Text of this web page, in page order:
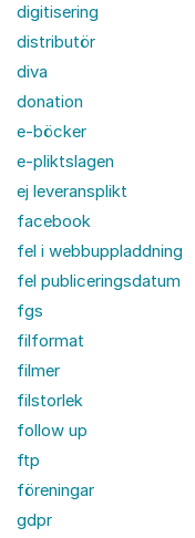
digitisering
distributör
diva
donation
e-böcker
e-pliktslagen
ej leveransplikt
facebook
fel i webbuppladdning
fel publiceringsdatum
fgs
filformat
filmer
filstorlek
follow up
ftp
föreningar
gdpr